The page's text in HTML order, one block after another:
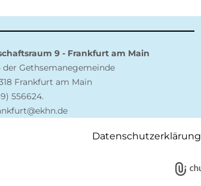
9 - Frankfurt am Main
Gethsemanegemeinde
Frankfurt am Main
556624.
Datenschutzerklärung